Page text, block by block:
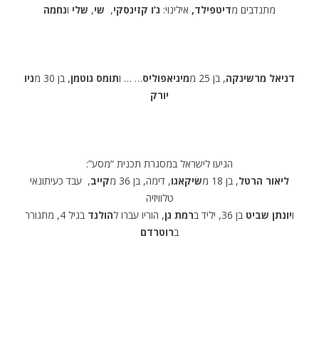
מתנדבים מדיטפילד, אילינוי: ג’ו קזינסקי, שי, שלי ונחמה
דניאל מרשינקה, בן 25 מ מיניאפוליס… … ותומס גוטמן, בן 30 מ
ניו
יורק
הגיעו לישראל במסגרת תכנית “מסע”:
ליאור הרטל, בן 18 מ שיקאגו, דימה, בן 36 מ קייב, עבד כעיתונאי
טלוויזיה
ויונתן שביט בן 36, יליד ב רמת גן, הוריו עברו להולנד
בגיל 4, מתגורר
ברוטרדם